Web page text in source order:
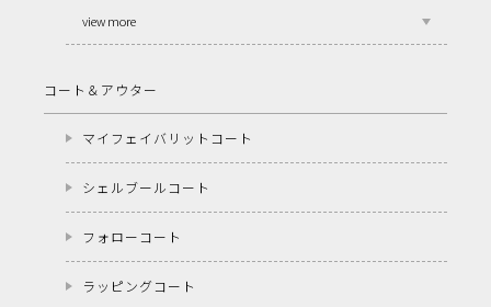
view more
コート＆アウター
マイフェイバリットコート
シェルブールコート
フォローコート
ラッピングコート